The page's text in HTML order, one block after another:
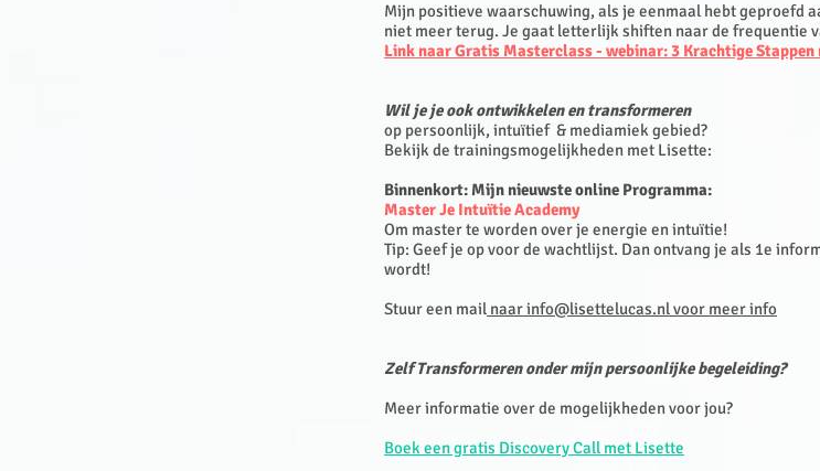
Mijn positieve waarschuwing, als je eenmaal hebt geproefd
niet meer terug. Je gaat letterlijk shiften naar de frequentie
Link naar Gratis Masterclass - webinar: 3 Krachtige
Wil je je ook ontwikkelen en transformeren
op persoonlijk, intuïtief & mediamiek gebied?
Bekijk de trainingsmogelijkheden met Lisette:​
Binnenkort: Mijn nieuwste online Programma:
Master Je Intuïtie Academy
Om master te worden over je energie en intuïtie!
Tip: Geef je op voor de wachtlijst. Dan ontvang je als 1e
wordt!
Stuur een mail naar info@lisettelucas.nl voor meer info
Zelf Transformeren onder mijn persoonlijke begeleiding?
Meer informatie over de mogelijkheden voor jou?
Boek een gratis Discovery Call met Lisette